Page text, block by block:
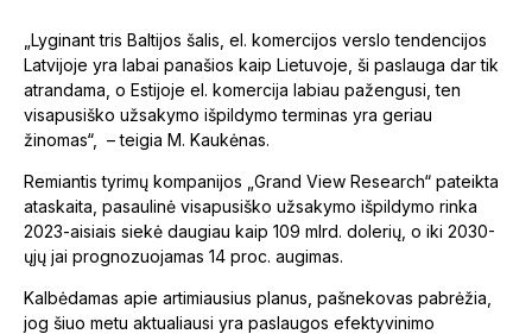
„Lyginant tris Baltijos šalis, el. komercijos verslo tendencijos
Latvijoje yra labai panašios kaip Lietuvoje, ši paslauga dar tik
atrandama, o Estijoje el. komercija labiau pažengusi, ten
visapusiško užsakymo išpildymo terminas yra geriau
žinomas“, – teigia M. Kaukėnas.
Remiantis tyrimų kompanijos „Grand View Research“ pateikta
ataskaita, pasaulinė visapusiško užsakymo išpildymo rinka
2023-aisiais siekė daugiau kaip 109 mlrd. dolerių, o iki 2030-
ųjų jai prognozuojamas 14 proc. augimas.
Kalbėdamas apie artimiausius planus, pašnekovas pabrėžia,
jog šiuo metu aktualiausi yra paslaugos efektyvinimo